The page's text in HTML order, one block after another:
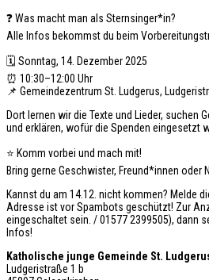
❓ Was macht man als Sternsinger*in?
Alle Infos bekommst du beim
🗓 Sonntag, 14. Dezember 2025
⏰ 10:30–12:00 Uhr
📌 Gemeindezentrum St. Ludgerus,
Dort lernen wir die Texte und Lieder, suchen
und erklären, wofür die Spenden eingesetzt
⭐ Komm vorbei und mach mit!
Bring gerne Geschwister, Freund*innen oder
Kannst du am 14.12. nicht kommen? Melde
Adresse ist vor Spambots geschützt! Zur
eingeschaltet sein. / 01577 2399505), dann
Infos!
Katholische junge Gemeinde St.
Ludgeristraße 1 b